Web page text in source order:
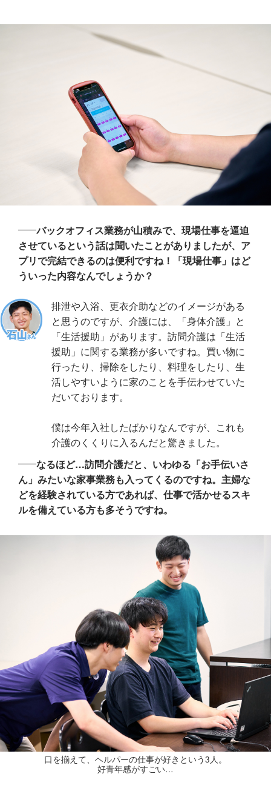
バックオフィス業務が山積みで、現場仕事を逼迫
させているという話は聞いたことがありましたが、ア
プリで完結できるのは便利ですね！「現場仕事」はど
ういった内容なんでしょうか？
排泄や入浴、更衣介助などのイメージがある
と思うのですが、介護には、「身体介護」と
「生活援助」があります。訪問介護は「生活
援助」に関する業務が多いですね。買い物に
行ったり、掃除をしたり、料理をしたり、生
活しやすいように家のことを手伝わせていた
だいております。
僕は今年入社したばかりなんですが、これも
介護のくくりに入るんだと驚きました。
なるほど…訪問介護だと、いわゆる「お手伝いさ
ん」みたいな家事業務も入ってくるのですね。主婦な
どを経験されている方であれば、仕事で活かせるスキ
ルを備えている方も多そうですね。
口を揃えて、ヘルパーの仕事が好きという3人。
好青年感がすごい…